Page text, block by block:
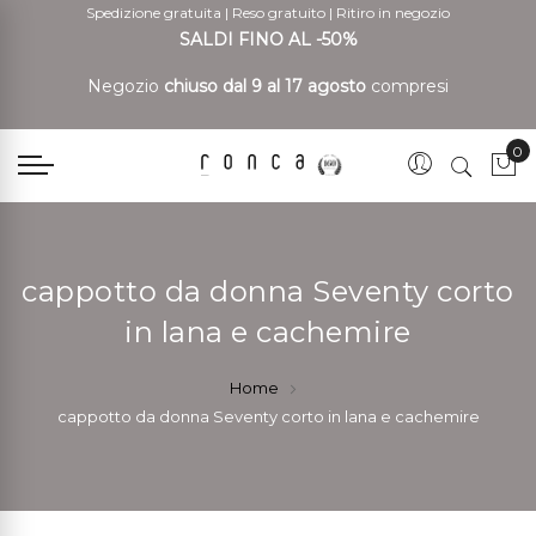
Spedizione gratuita | Reso gratuito | Ritiro in negozio
SALDI FINO AL -50%
Negozio chiuso dal 9 al 17 agosto compresi
0
cappotto da donna Seventy corto
in lana e cachemire
Home
cappotto da donna Seventy corto in lana e cachemire